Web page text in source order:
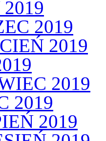
2019
2019
2019
2019
2019